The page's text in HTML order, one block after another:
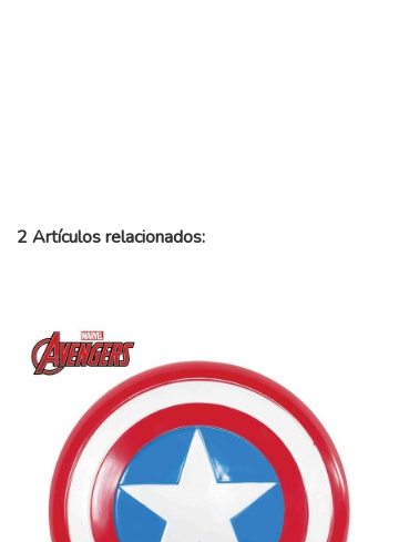
2 Artículos relacionados: